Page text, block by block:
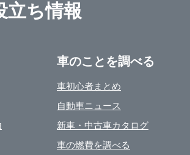
立ち情報
車のことを調べる
車初心者まとめ
自動車ニュース
新車・中古車カタログ
車の燃費を調べる